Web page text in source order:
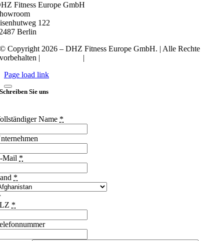
Fitness Europe GmbH
122
Berlin
© Copyright 2026 – DHZ Fitness Europe GmbH. | Alle Rechte
vorbehalten |
|
Page load link
Schreiben Sie uns
Name *
Mail *
*
*